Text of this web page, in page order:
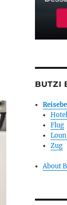
BUTZI
Hotel
Flug
Zug
About